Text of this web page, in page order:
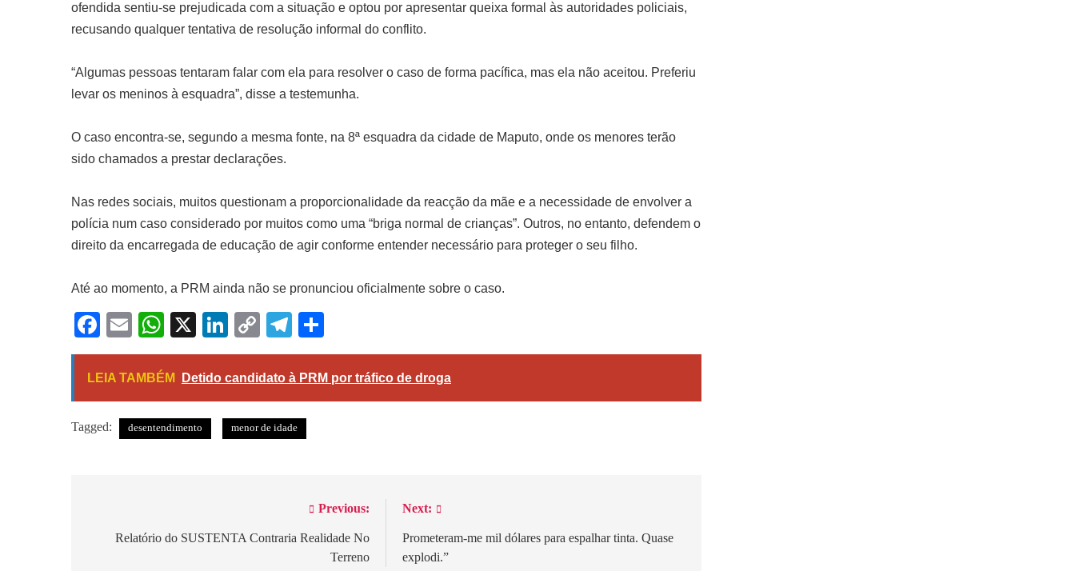
ofendida sentiu-se prejudicada com a situação e optou por apresentar queixa formal às autoridades policiais,
recusando qualquer tentativa de resolução informal do conflito.
“Algumas pessoas tentaram falar com ela para resolver o caso de forma pacífica, mas ela não aceitou. Preferiu
levar os meninos à esquadra”, disse a testemunha.
O caso encontra-se, segundo a mesma fonte, na 8ª esquadra da cidade de Maputo, onde os menores terão
sido chamados a prestar declarações.
Nas redes sociais, muitos questionam a proporcionalidade da reacção da mãe e a necessidade de envolver a
polícia num caso considerado por muitos como uma “briga normal de crianças”. Outros, no entanto, defendem o
direito da encarregada de educação de agir conforme entender necessário para proteger o seu filho.
Até ao momento, a PRM ainda não se pronunciou oficialmente sobre o caso.
Facebook
EmailWhatsApp
X LinkedIn
Copy
Link
Telegram
LEIA TAMBÉM Detido candidato à PRM por tráfico de droga
Tagged: desentendimento menor de idade
Previous:
Relatório do SUSTENTA Contraria Realidade No
Terreno
Next:
Prometeram-me mil dólares para espalhar tinta. Quase
explodi.”